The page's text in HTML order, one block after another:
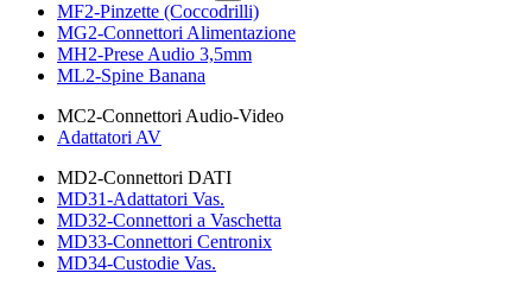
MF2-Pinzette (Coccodrilli)
MG2-Connettori Alimentazione
MH2-Prese Audio 3,5mm
ML2-Spine Banana
MC2-Connettori Audio-Video
Adattatori AV
MD2-Connettori DATI
MD31-Adattatori Vas.
MD32-Connettori a Vaschetta
MD33-Connettori Centronix
MD34-Custodie Vas.